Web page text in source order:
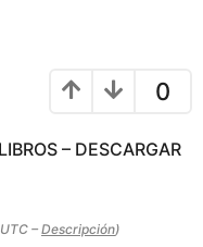
0
– DESCARGAR
– Descripción)